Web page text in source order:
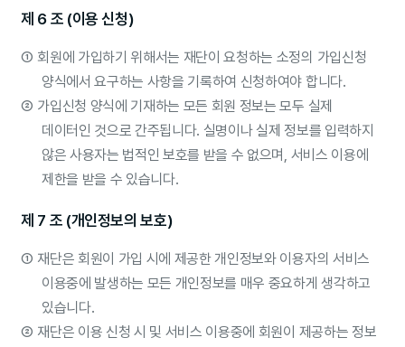
제 6 조 (이용 신청)
① 회원에 가입하기 위해서는 재단이 요청하는 소정의 가입신청
양식에서 요구하는 사항을 기록하여 신청하여야 합니다.
② 가입신청 양식에 기재하는 모든 회원 정보는 모두 실제
데이터인 것으로 간주됩니다. 실명이나 실제 정보를 입력하지
않은 사용자는 법적인 보호를 받을 수 없으며, 서비스 이용에
제한을 받을 수 있습니다.
제 7 조 (개인정보의 보호)
① 재단은 회원이 가입 시에 제공한 개인정보와 이용자의 서비스
이용중에 발생하는 모든 개인정보를 매우 중요하게 생각하고
있습니다.
② 재단은 이용 신청 시 및 서비스 이용중에 회원이 제공하는 정보